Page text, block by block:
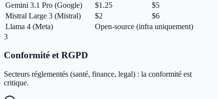
Gemini 3.1 Pro (Google)
$1.25
$5
Mistral Large 3 (Mistral)
$2
$6
Llama 4 (Meta)
Open-source (infra uniquement)
3
Conformité et RGPD
Secteurs réglementés (santé, finance, legal) : la conformité est
critique.